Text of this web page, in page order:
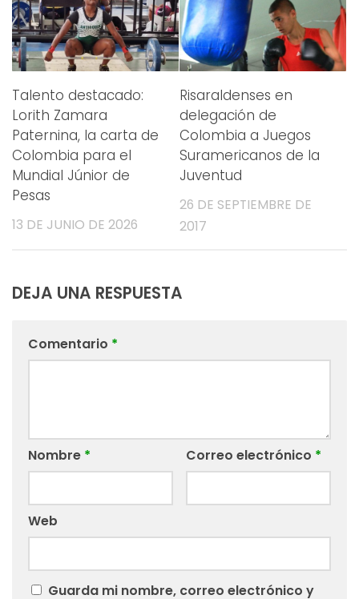
Talento destacado:
Lorith Zamara
Paternina, la carta de
Colombia para el
Mundial Júnior de
Pesas
13 DE JUNIO DE 2026
Risaraldenses en
delegación de
Colombia a Juegos
Suramericanos de la
Juventud
26 DE SEPTIEMBRE DE
2017
DEJA UNA RESPUESTA
Comentario *
Nombre * Correo electrónico *
Web
Guarda mi nombre, correo electrónico y